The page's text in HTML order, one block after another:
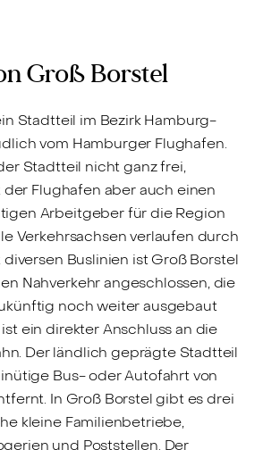
Groß Borstel
Stadtteil im Bezirk Hamburg-
vom Hamburger Flughafen.
Stadtteil nicht ganz frei,
Flughafen aber auch einen
Arbeitgeber für die Region
Verkehrsachsen verlaufen durch
Buslinien ist Groß Borstel
Nahverkehr angeschlossen, die
noch weiter ausgebaut
ein direkter Anschluss an die
Der ländlich geprägte Stadtteil
Bus- oder Autofahrt von
In Groß Borstel gibt es drei
kleine Familienbetriebe,
und Poststellen. Der